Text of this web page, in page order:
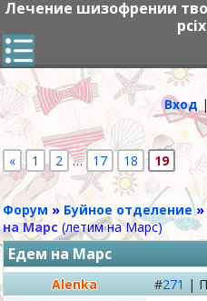
Лечение шизофрении
Вход |
« 1 2 … 17 18 19
Форум » Буйное отделение »
на Марс (летим на Марс)
Едем на Марс
Alenka #271 |